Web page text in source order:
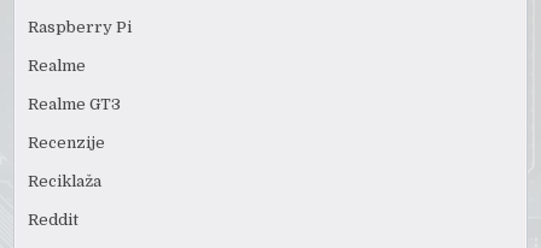
Raspberry Pi
Realme
Realme GT3
Recenzije
Reciklaža
Reddit